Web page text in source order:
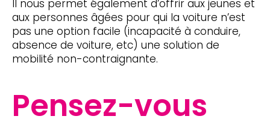
Il nous permet également d’offrir aux jeunes et
aux personnes âgées pour qui la voiture n’est
pas une option facile (incapacité à conduire,
absence de voiture, etc) une solution de
mobilité non-contraignante.
Pensez-vous